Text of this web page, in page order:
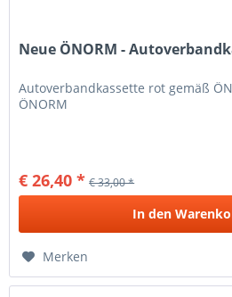
Neue ÖNORM -
Autoverbandkassette rot gemäß
ÖNORM
€ 26,40 * € 33,00 *
In den
Merken